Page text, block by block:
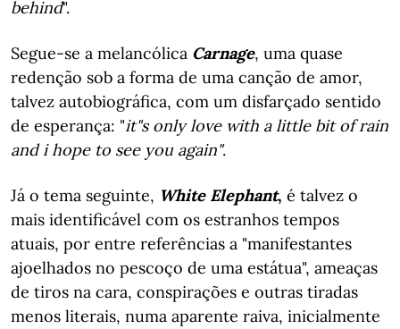
behind".
Segue-se a melancólica Carnage, uma quase
redenção sob a forma de uma canção de amor,
talvez autobiográfica, com um disfarçado sentido
de esperança: "it"s only love with a little bit of rain
and i hope to see you again".
Já o tema seguinte, White Elephant, é talvez o
mais identificável com os estranhos tempos
atuais, por entre referências a "manifestantes
ajoelhados no pescoço de uma estátua", ameaças
de tiros na cara, conspirações e outras tiradas
menos literais, numa aparente raiva, inicialmente